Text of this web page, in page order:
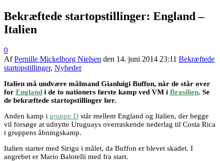
Bekræftede startopstillinger: England –
Italien
0
AfPernille Mickelborg Nielsen den 14. juni 2014 23:11 Bekræftede
startopstillinger, Nyheder
Italien må undvære målmand Gianluigi Buffon, når de står over
for England i de to nationers første kamp ved VM i Brasilien. Se
de bekræftede startopstillinger her.
Anden kamp i gruppe D står mellem England og Italien, der begge
vil forsøge at udnytte Uruguays overraskende nederlag til Costa Rica
i gruppens åbningskamp.
Italien starter med Sirigu i målet, da Buffon er blevet skadet. I
angrebet er Mario Balotelli med fra start.